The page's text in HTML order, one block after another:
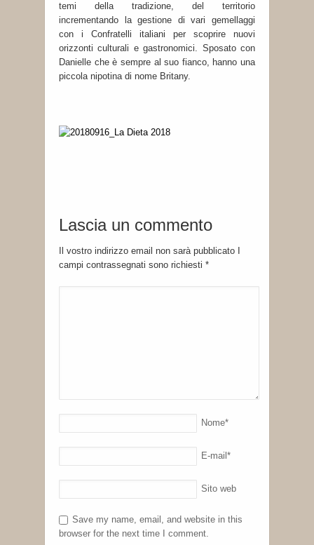
temi della tradizione, del territorio
incrementando la gestione di vari gemellaggi
con i Confratelli italiani per scoprire nuovi
orizzonti culturali e gastronomici. Sposato con
Danielle che è sempre al suo fianco, hanno una
piccola nipotina di nome Britany.
Lascia un commento
Il vostro indirizzo email non sarà pubblicato I
campi contrassegnati sono richiesti *
Nome*
E-mail *
Sito web
Save my name, email, and website in this
browser for the next time I comment.